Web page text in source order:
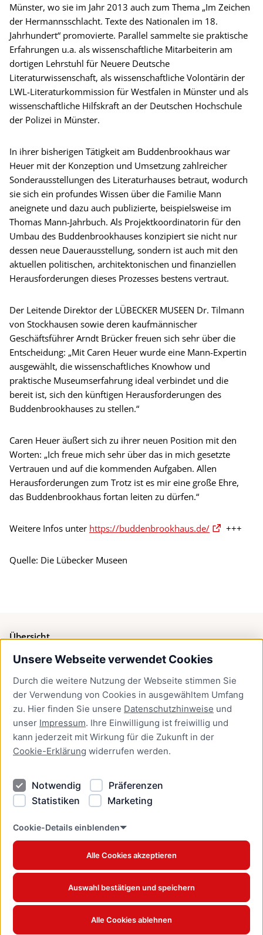
Unsere Webseite verwendet Cookies
Durch die weitere Nutzung der Webseite stimmen Sie
der Verwendung von Cookies in ausgewähltem Umfang
zu. Hier finden Sie unsere Datenschutzhinweise und
unser Impressum. Ihre Einwilligung ist freiwillig und
kann jederzeit mit Wirkung für die Zukunft in der
Cookie-Erklärung widerrufen werden.
Notwendig
Präferenzen
Statistiken
Marketing
Cookie-Details einblenden
Alle Cookies akzeptieren
Auswahl bestätigen und speichern
Alle Cookies ablehnen
Münster, wo sie im Jahr 2013 auch zum Thema „Im Zeichen
der Hermannsschlacht. Texte des Nationalen im 18.
Jahrhundert“ promovierte. Parallel sammelte sie praktische
Erfahrungen u.a. als wissenschaftliche Mitarbeiterin am
dortigen Lehrstuhl für Neuere Deutsche
Literaturwissenschaft, als wissenschaftliche Volontärin der
LWL-Literaturkommission für Westfalen in Münster und als
wissenschaftliche Hilfskraft an der Deutschen Hochschule
der Polizei in Münster.
In ihrer bisherigen Tätigkeit am Buddenbrookhaus war
Heuer mit der Konzeption und Umsetzung zahlreicher
Sonderausstellungen des Literaturhauses betraut, wodurch
sie sich ein profundes Wissen über die Familie Mann
aneignete und dazu auch publizierte, beispielsweise im
Thomas Mann-Jahrbuch. Als Projektkoordinatorin für den
Umbau des Buddenbrookhauses konzipiert sie nicht nur
dessen neue Dauerausstellung, sondern ist auch mit den
aktuellen politischen, architektonischen und finanziellen
Herausforderungen dieses Prozesses bestens vertraut.
Der Leitende Direktor der LÜBECKER MUSEEN Dr. Tilmann
von Stockhausen sowie deren kaufmännischer
Geschäftsführer Arndt Brücker freuen sich sehr über die
Entscheidung: „Mit Caren Heuer wurde eine Mann-Expertin
ausgewählt, die wissenschaftliches Knowhow und
praktische Museumserfahrung ideal verbindet und die
bereit ist, sich den künftigen Herausforderungen des
Buddenbrookhauses zu stellen.“
Caren Heuer äußert sich zu ihrer neuen Position mit den
Worten: „Ich freue mich sehr über das in mich gesetzte
Vertrauen und auf die kommenden Aufgaben. Allen
Herausforderungen zum Trotz ist es mir eine große Ehre,
das Buddenbrookhaus fortan leiten zu dürfen.“
Weitere Infos unter https://buddenbrookhaus.de/ +++
Quelle: Die Lübecker Museen
Übersicht
Bürgerservice
Presse
Newsletter Lübeck:kompakt
Kontakt
Kontakt
Datenschutzhinweise
Barrierefreiheit
Cookie Erklärung
www.luebeck.de